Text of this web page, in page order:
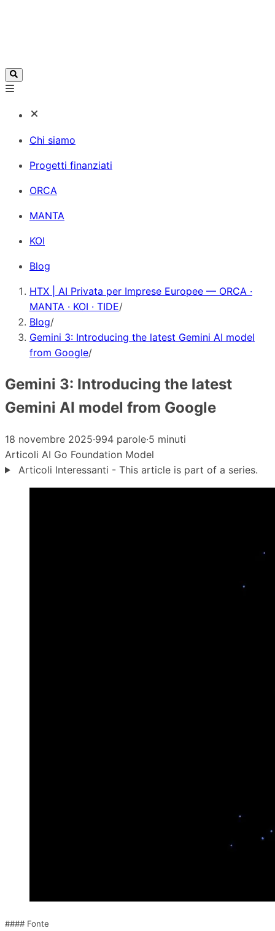
Chi siamo
Progetti finanziati
ORCA
MANTA
KOI
Blog
HTX | AI Privata per Imprese Europee — ORCA ·
MANTA · KOI · TIDE/
Blog/
Gemini 3: Introducing the latest Gemini AI model
from Google/
Gemini 3: Introducing the latest
Gemini AI model from Google
18 novembre 2025·994 parole·5 minuti
Articoli AI Go Foundation Model
Articoli Interessanti - This article is part of a series.
#### Fonte